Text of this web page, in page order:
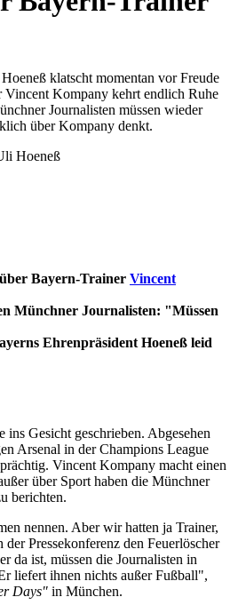
klatscht momentan vor Freude
Vincent Kompany kehrt endlich Ruhe
Journalisten müssen wieder
über Kompany denkt.
Bayern-Trainer Vincent
Münchner Journalisten: "Müssen
Ehrenpräsident Hoeneß leid
ins Gesicht geschrieben. Abgesehen
Arsenal in der Champions League
Vincent Kompany macht einen
über Sport haben die Münchner
berichten.
nennen. Aber wir hatten ja Trainer,
der Pressekonferenz den Feuerlöscher
da ist, müssen die Journalisten in
liefert ihnen nichts außer Fußball",
Days" in München.